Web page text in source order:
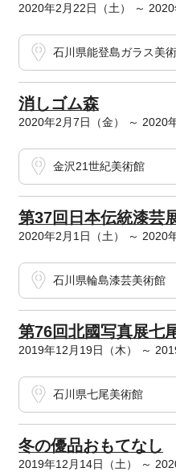
2020年2月22日（土） ～ 2020
石川県能登島ガラス美
消しゴム森
2020年2月7日（金） ～ 2020
金沢21世紀美術館
第37回日本伝統漆芸
2020年2月1日（土） ～ 2020
石川県輪島漆芸美術館
第76回北國写真展七
2019年12月19日（木） ～
石川県七尾美術館
冬の優品おもてなし
2019年12月14日（土） ～